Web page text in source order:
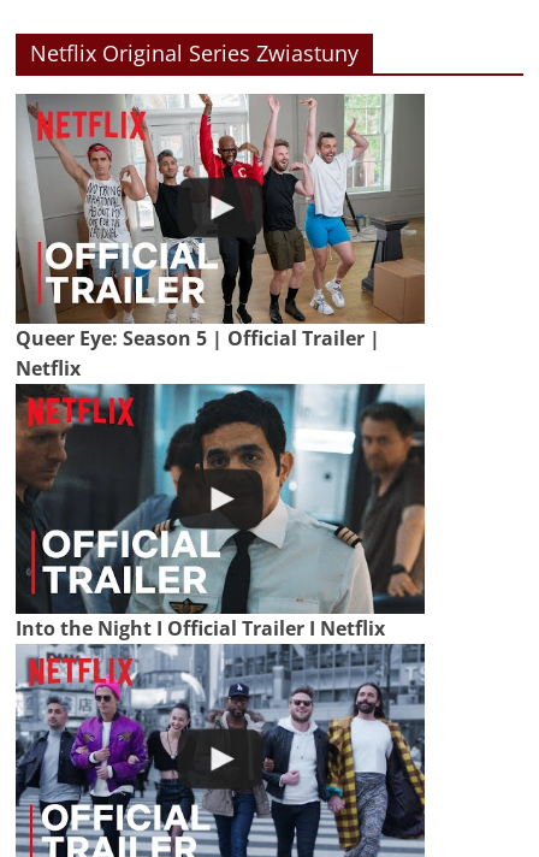
Netflix Original Series Zwiastuny
Queer Eye: Season 5 | Official Trailer |
Netflix
Into the Night I Official Trailer I Netflix